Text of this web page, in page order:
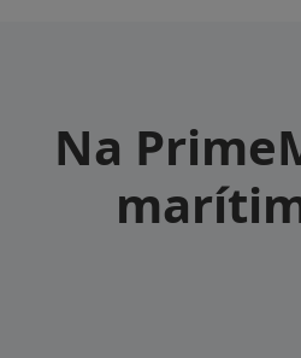
faz
profissionais marítimos às
Na